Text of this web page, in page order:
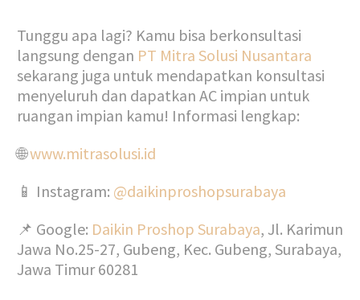
Tunggu apa lagi? Kamu bisa berkonsultasi
langsung dengan PT Mitra Solusi Nusantara
sekarang juga untuk mendapatkan konsultasi
menyeluruh dan dapatkan AC impian untuk
ruangan impian kamu! Informasi lengkap:
🌐www.mitrasolusi.id
📱 Instagram: @daikinproshopsurabaya
📌 Google: Daikin Proshop Surabaya, Jl. Karimun
Jawa No.25-27, Gubeng, Kec. Gubeng, Surabaya,
Jawa Timur 60281